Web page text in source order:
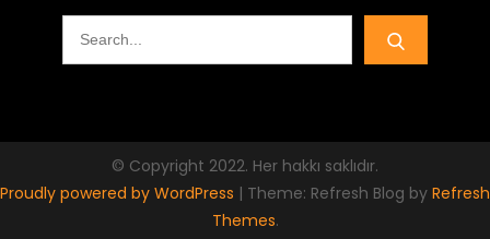
Search
for:
© Copyright 2022. Her hakkı saklıdır.
Proudly powered by WordPress | Theme: Refresh Blog by Refresh
Themes.